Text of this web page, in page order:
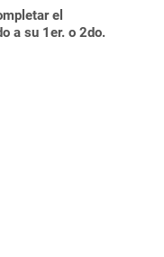
el
a su 1er. o 2do.